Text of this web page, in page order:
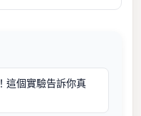
這個實驗告訴你真